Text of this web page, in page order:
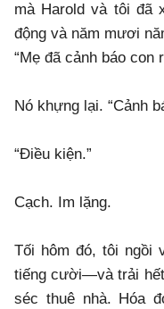
mà Harold và tôi đã
động và năm mươi
“Mẹ đã cảnh báo con
​Nó khựng lại. “Cảnh
​“Điều kiện.”
​Cạch. Im lặng.
​Tối hôm đó, tôi ngồi
tiếng cười—và trải
séc thuê nhà. Hóa